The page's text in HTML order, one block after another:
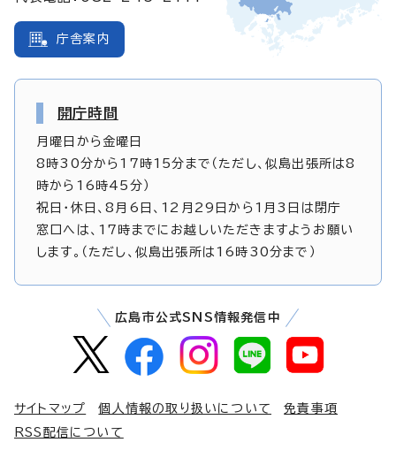
庁舎案内
開庁時間
月曜日から金曜日
8時30分から17時15分まで（ただし、似島出張所は8
時から16時45分）
祝日・休日、8月6日、12月29日から1月3日は閉庁
窓口へは、17時までにお越しいただきますようお願い
します。（ただし、似島出張所は16時30分まで）
広島市公式SNS情報発信中
サイトマップ 個人情報の取り扱いについて
免責事項
RSS配信について